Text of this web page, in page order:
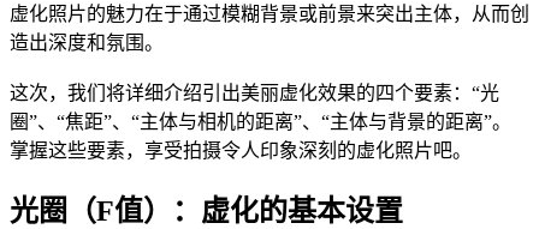
虚化照片的魅力在于通过模糊背景或前景来突出主体，从而创
造出深度和氛围。
这次，我们将详细介绍引出美丽虚化效果的四个要素：“光
圈”、“焦距”、“主体与相机的距离”、“主体与背景的距离”。
掌握这些要素，享受拍摄令人印象深刻的虚化照片吧。
光圈（F值）：虚化的基本设置